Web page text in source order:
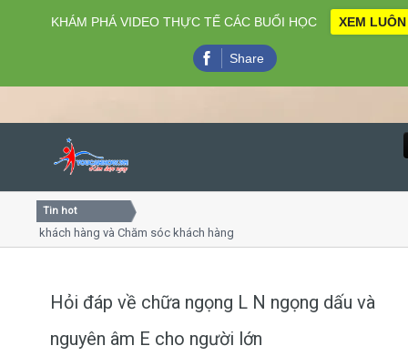
Close
Home
Tin hot
khách hàng và Chăm sóc khách hàng chuyên nghiệp
Hỏi đáp về chữa ngọng L N ngọng dấu và
nguyên âm E cho người lớn
KHÁM PHÁ VIDEO THỰC TẾ CÁC BUỔI HỌC XEM LUÔN
Share